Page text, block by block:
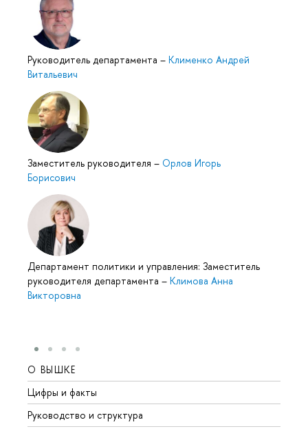
Руководитель департамента – Клименко Андрей
Витальевич
Заместитель руководителя – Орлов Игорь
Борисович
Департамент политики и управления: Заместитель
руководителя департамента – Климова Анна
Викторовна
О ВЫШКЕ
Цифры и факты
Руководство и структура